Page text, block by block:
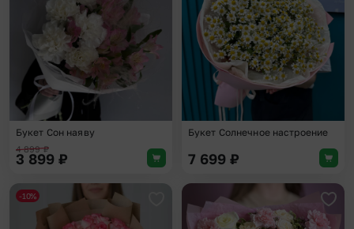
Букет Сон наяву
4 899₽
3 899 ₽
Букет Солнечное настроение
7 699 ₽
Добавить в избранное
-10%